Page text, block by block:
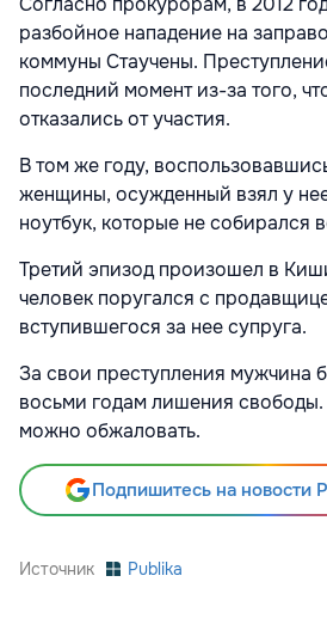
разбойное нападение на
коммуны Стаучены.
последний момент из-за того,
отказались от участия.
В том же году,
женщины, осужденный взял у
ноутбук, которые не собирался
Третий эпизод произошел в
человек поругался с
вступившегося за нее супруга.
За свои преступления мужчина
восьми годам лишения
можно обжаловать.
Подпишитесь на новости
Источник Publika